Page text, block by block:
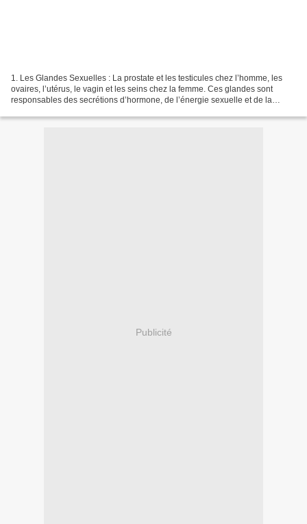
1. Les Glandes Sexuelles : La prostate et les testicules chez l’homme, les
ovaires, l’utérus, le vagin et les seins chez la femme. Ces glandes sont
responsables des secrétions d’hormone, de l’énergie sexuelle et de la
Publicité